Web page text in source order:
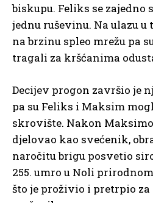
biskupu. Feliks se
jednu ruševinu. Na ulazu u
na brzinu spleo mrežu pa
tragali za kršćanima
Decijev progon završio je
pa su Feliks i Maksim
skrovište. Nakon
djelovao kao svećenik,
naročitu brigu posvetio
255. umro u Noli
što je proživio i pretrpio za